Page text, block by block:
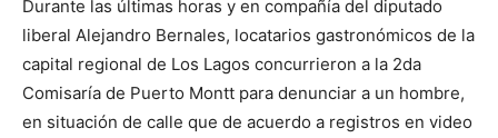
Durante las últimas horas y en compañía del diputado
liberal Alejandro Bernales, locatarios gastronómicos de la
capital regional de Los Lagos concurrieron a la 2da
Comisaría de Puerto Montt para denunciar a un hombre,
en situación de calle que de acuerdo a registros en video